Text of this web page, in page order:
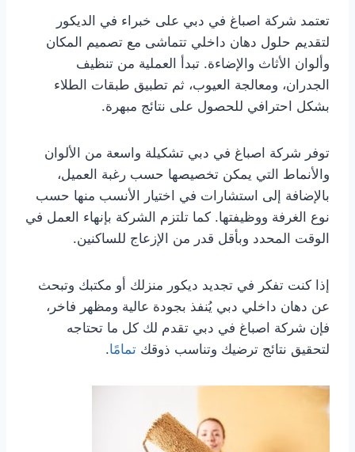
تعتمد شركة اصباغ في دبي على خبراء في الديكور
لتقديم حلول دهان داخلي تتماشى مع تصميم المكان
وألوان الأثاث والإضاءة. تبدأ العملية من تنظيف
الجدران، ومعالجة العيوب، ثم تطبيق طبقات الطلاء
بشكل احترافي للحصول على نتائج مبهرة.
توفر شركة اصباغ في دبي تشكيلة واسعة من الألوان
والأنماط التي يمكن تخصيصها حسب رغبة العميل،
بالإضافة إلى استشارات في اختيار الأنسب منها حسب
نوع الغرفة ووظيفتها. كما تلتزم الشركة بإنهاء العمل في
الوقت المحدد وبأقل قدر من الإزعاج للساكنين.
إذا كنت تفكر في تجديد ديكور منزلك أو مكتبك وتبحث
عن دهان داخلي دبي يُنفذ بجودة عالية ومظهر فاخر،
فإن شركة اصباغ في دبي تقدم لك كل ما تحتاجه
لتحقيق نتائج ترضيك وتناسب ذوقك تمامًا.